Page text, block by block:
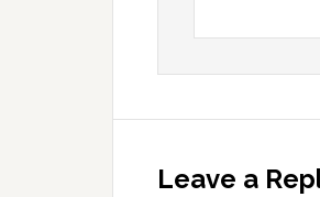
Leave a